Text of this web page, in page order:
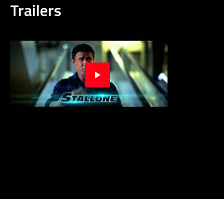
Trailers